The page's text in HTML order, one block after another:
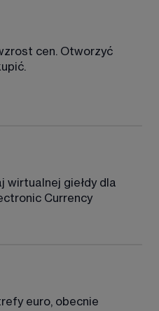
cen. Otworzyć
wirtualnej giełdy dla
Currency
euro, obecnie